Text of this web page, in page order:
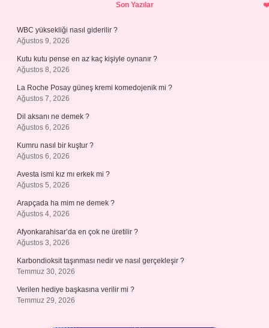
Son Yazılar
WBC yüksekliği nasıl giderilir ?
Ağustos 9, 2026
Kutu kutu pense en az kaç kişiyle oynanır ?
Ağustos 8, 2026
La Roche Posay güneş kremi komedojenik mi ?
Ağustos 7, 2026
Dil aksanı ne demek ?
Ağustos 6, 2026
Kumru nasıl bir kuştur ?
Ağustos 6, 2026
Avesta ismi kız mı erkek mi ?
Ağustos 5, 2026
Arapçada ha mim ne demek ?
Ağustos 4, 2026
Afyonkarahisar’da en çok ne üretilir ?
Ağustos 3, 2026
Karbondioksit taşınması nedir ve nasıl gerçekleşir ?
Temmuz 30, 2026
Verilen hediye başkasına verilir mi ?
Temmuz 29, 2026